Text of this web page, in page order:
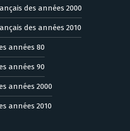
des années 2000
des années 2010
années 80
années 90
années 2000
années 2010